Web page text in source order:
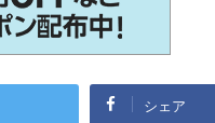
シェア